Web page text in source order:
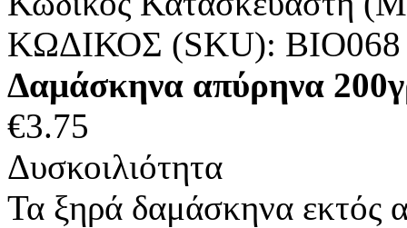
ΚΩΔΙΚΟΣ (SKU): ΒΙΟ068
Δαμάσκηνα απύρηνα
€3.75
Δυσκοιλιότητα
Τα ξηρά δαμάσκηνα εκτός